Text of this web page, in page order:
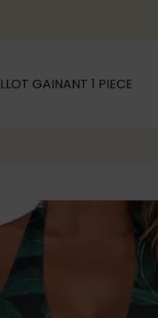
GAINANT 1 PIECE